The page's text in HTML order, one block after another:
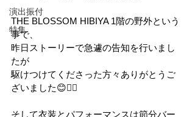
演出振付
特集
THE BLOSSOM HIBIYA 1階の野外という
事で、
昨日ストーリーで急遽の告知を行いまし
たが
駆けつけてくださった方々ありがとうご
ざいました😊🙇‍♀️
そして衣装とパフォーマンスは節分バー